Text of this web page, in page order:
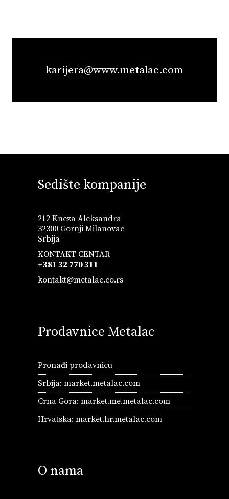
karijera@www.metalac.com
Sedište kompanije
212 Kneza Aleksandra
32300 Gornji Milanovac
Srbija
KONTAKT CENTAR
+381 32 770 311
kontakt@metalac.co.rs
Prodavnice Metalac
Pronađi prodavnicu
Srbija: market.metalac.com
Crna Gora: market.me.metalac.com
Hrvatska: market.hr.metalac.com
O nama